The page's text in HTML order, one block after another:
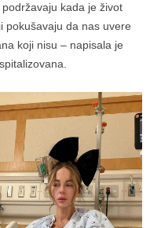
podržavaju kada je život
pokušavaju da nas uvere
koji nisu – napisala je